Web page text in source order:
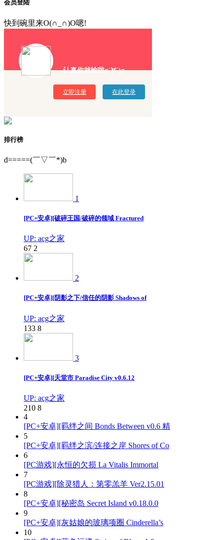
会员登陆
快到碗里来O(∩_∩)O嗯!
认真你就输啦σ`∀´)σ
立即注册 在此登录
排行榜
d=====(￣▽￣*)b
1
[PC+安卓][破碎王国/破碎的领域 Fractured
UP: acg之家
67 2
2
[PC+安卓][阴影之下/信任的阴影 Shadows of
UP: acg之家
133 8
3
[PC+安卓][天堂市 Paradise City v0.6.12
UP: acg之家
210 8
4
[PC+安卓][羁绊之间 Bonds Between v0.6 精
5
[PC+安卓][羁绊之滨/连接之岸 Shores of Co
6
[PC游戏][永恒的欠损 La Vitalis Immortal
7
[PC游戏][除灵猎人：第零羔羊 Ver2.15.01
8
[PC+安卓][秘密岛 Secret Island v0.18.0.0
9
[PC+安卓][灰姑娘的玻璃项圈 Cinderella’s
10